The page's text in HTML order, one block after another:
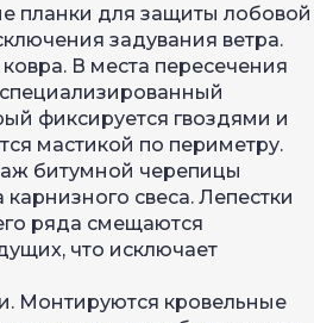
планки для защиты лобовой
задувания ветра.
В места пересечения
фиксируется гвоздями и
мастикой по периметру.
битумной черепицы
свеса. Лепестки
ряда смещаются
что исключает
Монтируются кровельные